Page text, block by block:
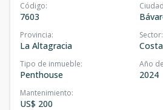
Código:
7603
Ciudad
Provincia:
La Altagracia
Sector:
Tipo de inmueble:
Penthouse
Año
2024
Mantenimiento:
US$ 200